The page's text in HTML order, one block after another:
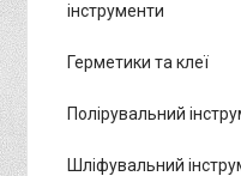
інструменти
Герметики та клеї
Полірувальний
Шліфувальний